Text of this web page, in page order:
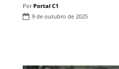
Por Portal C1
9 de outubro de 2025